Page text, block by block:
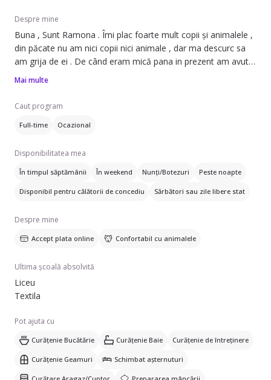
Despre mine
Buna , Sunt Ramona . Îmi plac foarte mult copii și animalele ,
din păcate nu am nici copii nici animale , dar ma descurc sa
am grija de ei . De când eram mică pana in prezent am avut
grija de copiii celor din familie, prieteni, rude, vecini . Am fost
multumiți de serviciile mele ,iar copii doreau sa revin .
Plictiseala copiilor nu va fii o problema fiindcă găsesc rapid o
activitate . 07XXXXXXXX Momentan sunt disponibilă doar part
Mai multe
Caut program
Full-time Ocazional
Disponibilitatea mea
În timpul săptămânii În weekend Nunți/Botezuri Peste noapte
Disponibil pentru călătorii de concediu Sărbători sau zile libere stat
Despre mine
Accept plata online Confortabil cu animalele
Ultima școală absolvită
Liceu
Textila
Pot ajuta cu
Curățenie Bucătărie Curățenie Baie Curățenie de întreținere
Curățenie Geamuri Schimbat așternuturi